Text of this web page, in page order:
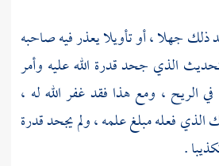
جهلا ، أو تأويلا يعذر فيه صاحبه
الذي جحد قدرة الله عليه وأمر
الريح ، ومع هذا فقد غفر الله له ،
الذي فعله مبلغ علمه ، ولم يجحد قدرة
.